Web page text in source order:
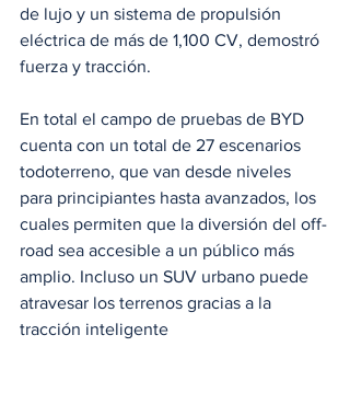
de lujo y un sistema de propulsión
eléctrica de más de 1,100 CV, demostró
fuerza y tracción.
En total el campo de pruebas de BYD
cuenta con un total de 27 escenarios
todoterreno, que van desde niveles
para principiantes hasta avanzados, los
cuales permiten que la diversión del off-
road sea accesible a un público más
amplio. Incluso un SUV urbano puede
atravesar los terrenos gracias a la
tracción inteligente